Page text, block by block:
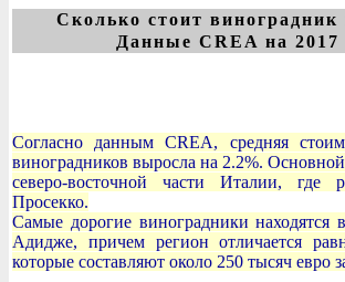
Сколько стоит
Данные CREA на 2017
Согласно данным CREA, средняя
виноградников выросла на 2.2%.
северо-восточной части Италии, где
Просекко.
Самые дорогие виноградники находятся
Адидже, причем регион отличается
которые составляют около 250 тысяч евро